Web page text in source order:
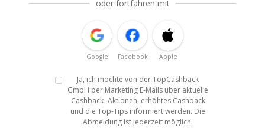
oder fortfahren mit
Google Facebook Apple
Ja, ich möchte von der TopCashback
GmbH per Marketing E-Mails über aktuelle
Cashback- Aktionen, erhöhtes Cashback
und die Top-Tips informiert werden. Die
Abmeldung ist jederzeit möglich.